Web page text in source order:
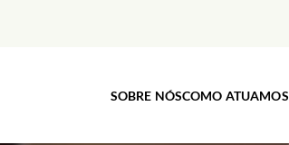
SOBRE NÓSCOMO ATUAMOS